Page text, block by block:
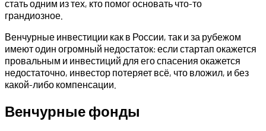
стать одним из тех, кто помог основать что-то
грандиозное.
Венчурные инвестиции как в России, так и за рубежом
имеют один огромный недостаток: если стартап окажется
провальным и инвестиций для его спасения окажется
недостаточно, инвестор потеряет всё, что вложил, и без
какой-либо компенсации.
Венчурные фонды